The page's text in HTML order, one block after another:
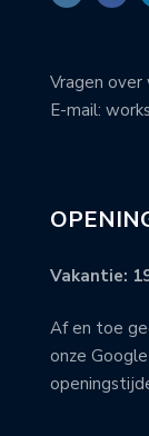
Vragen over
E-mail:
Vakantie:
Af en toe
onze